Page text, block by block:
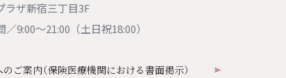
ラザ新宿三丁目3F
／9:00〜21:00（土日祝18:00）
のご案内（保険医療機関における書面掲示）